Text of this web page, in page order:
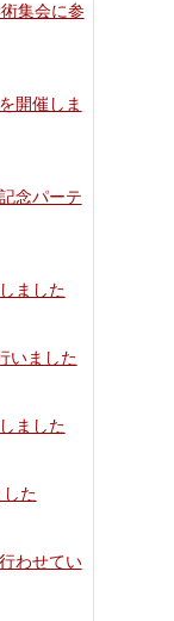
集会に参
開催しま
念パーテ
ました
いました
ました
た
わせてい